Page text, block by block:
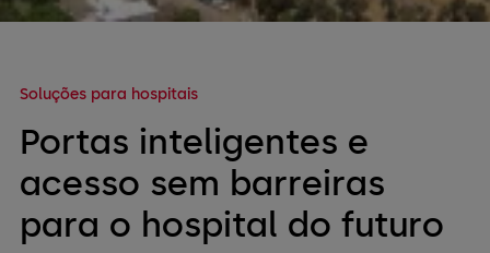
Soluções para hospitais
Portas inteligentes e
acesso sem barreiras
para o hospital do futuro